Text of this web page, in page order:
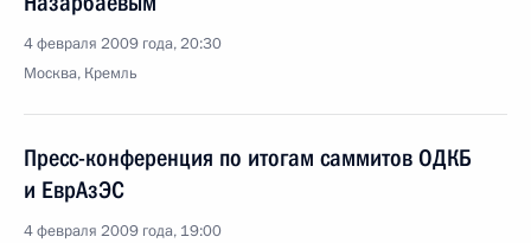
4 февраля 2009 года, 20:30
Москва, Кремль
Пресс-конференция по итогам саммитов ОДКБ
и ЕврАзЭС
4 февраля 2009 года, 19:00